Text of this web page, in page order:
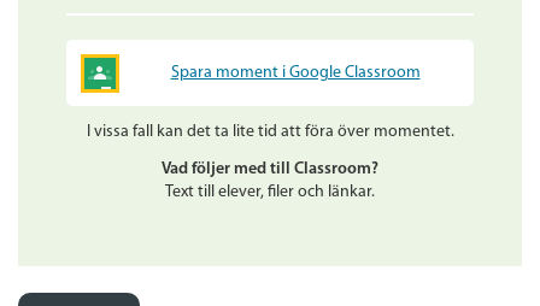
Spara moment i Google Classroom
I vissa fall kan det ta lite tid att föra över momentet.
Vad följer med till Classroom?
Text till elever, filer och länkar.